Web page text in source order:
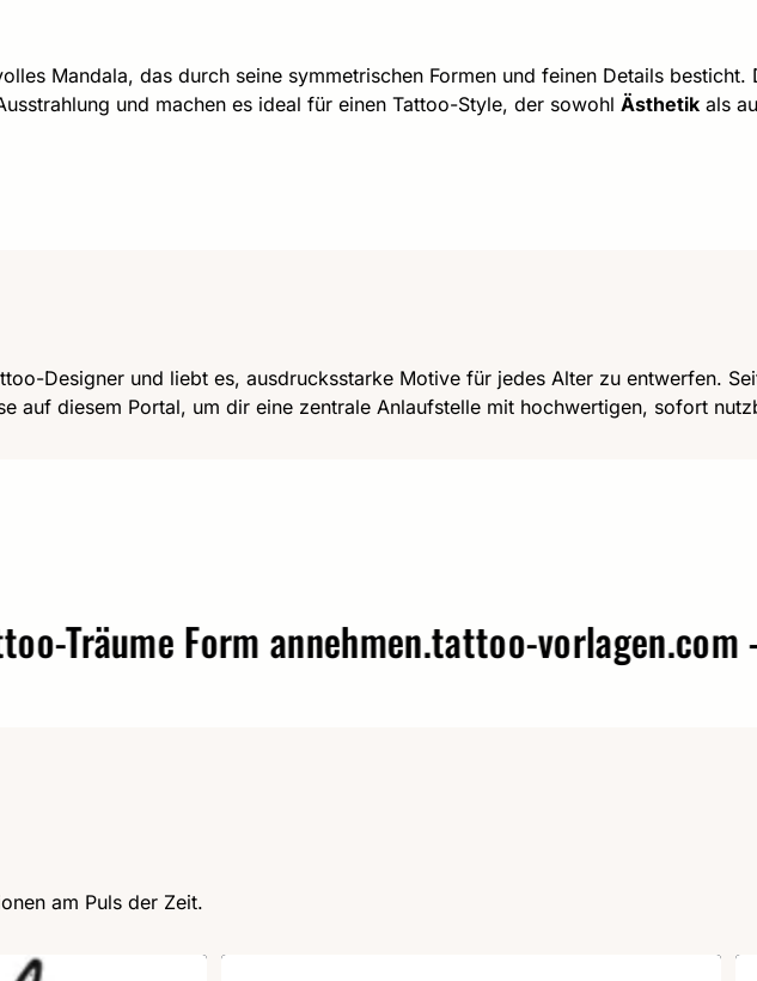
Mandala, das durch seine symmetrischen Formen und feinen Details
und machen es ideal für einen Tattoo-Style, der sowohl Ästhetik als
Designer und liebt es, ausdrucksstarke Motive für jedes Alter zu entwerfen.
auf diesem Portal, um dir eine zentrale Anlaufstelle mit hochwertigen, sofort
Form annehmen.tattoo-vorlagen.com – Wo
am Puls der Zeit.